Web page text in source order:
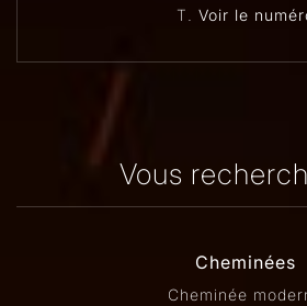
T. Voir le
Vous
Cheminées
Cheminée